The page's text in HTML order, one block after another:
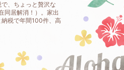
、ちょっと贅沢な
同居解消！）。家出
税で年間100件、高